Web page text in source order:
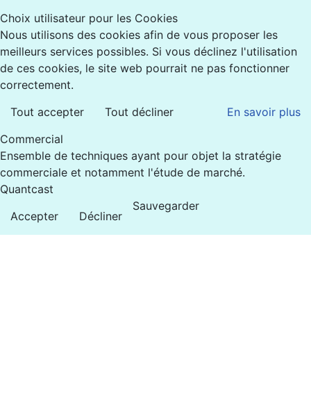
Choix utilisateur pour les Cookies
Nous utilisons des cookies afin de vous proposer les
meilleurs services possibles. Si vous déclinez l'utilisation
de ces cookies, le site web pourrait ne pas fonctionner
correctement.
Tout accepter
Tout décliner
En savoir plus
Commercial
Ensemble de techniques ayant pour objet la stratégie
commerciale et notamment l'étude de marché.
Quantcast
Accepter
Décliner
Sauvegarder